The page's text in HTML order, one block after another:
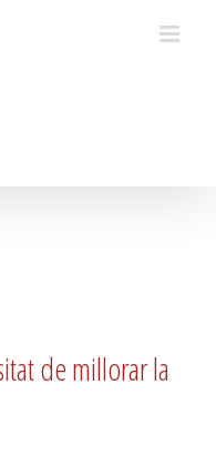
de millorar la